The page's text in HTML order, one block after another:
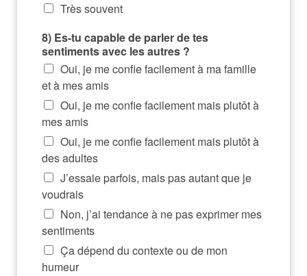
Très souvent
8) Es-tu capable de parler de tes
sentiments avec les autres ?
Oui, je me confie facilement à ma famille
et à mes amis
Oui, je me confie facilement mais plutôt à
mes amis
Oui, je me confie facilement mais plutôt à
des adultes
J’essaie parfois, mais pas autant que je
voudrais
Non, j’ai tendance à ne pas exprimer mes
sentiments
Ça dépend du contexte ou de mon
humeur